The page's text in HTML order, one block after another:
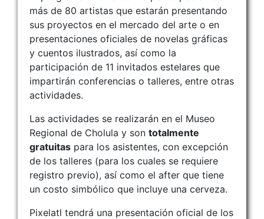
más de 80 artistas que estarán presentando
sus proyectos en el mercado del arte o en
presentaciones oficiales de novelas gráficas
y cuentos ilustrados, así como la
participación de 11 invitados estelares que
impartirán conferencias o talleres, entre otras
actividades.
Las actividades se realizarán en el Museo
Regional de Cholula y son totalmente
gratuitas para los asistentes, con excepción
de los talleres (para los cuales se requiere
registro previo), así como el after que tiene
un costo simbólico que incluye una cerveza.
Pixelatl tendrá una presentación oficial de los